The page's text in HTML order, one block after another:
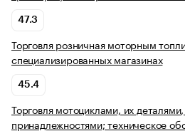
47.3
Торговля розничная моторным
специализированных магазинах
45.4
Торговля мотоциклами, их
принадлежностями; техническое